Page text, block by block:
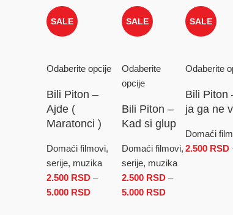
SALE
Odaberite opcije
Bili Piton –
Ajde (
Maratonci )
Domaći filmovi,
serije, muzika
2.500 RSD –
5.000 RSD Raspon cena: od 2.500 RSD do
SALE
Odaberite
opcije
Bili Piton –
Kad si glup
Domaći filmovi,
serije, muzika
2.500 RSD –
5.000 RSDRaspon cena:
SALE
Odaberite
Bili Piton
ja ga ne
Domaći
2.500 RSD